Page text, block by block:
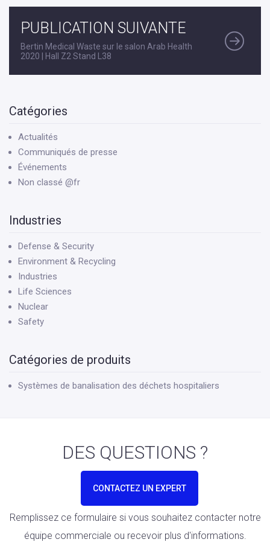
PUBLICATION SUIVANTE
Bertin Medical Waste sur le salon Arab Health
2020 | Hall Z2 Stand L38
Catégories
Actualités
Communiqués de presse
Événements
Non classé @fr
Industries
Defense & Security
Environment & Recycling
Industries
Life Sciences
Nuclear
Safety
Catégories de produits
Systèmes de banalisation des déchets hospitaliers
DES QUESTIONS ?
CONTACTEZ UN EXPERT
Remplissez ce formulaire si vous souhaitez contacter notre
équipe commerciale ou recevoir plus d'informations.